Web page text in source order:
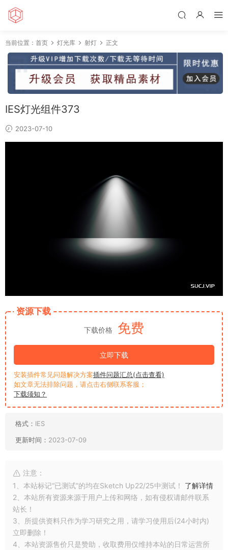
当前位置： 首页 灯光库 射灯 正文
IES灯光组件373
2023-07-10
资源下载
下载价格 免费
立即下载
安装插件常见问题解决方案插件问题汇总(点击查看)
如文章无法排除问题，请点击右侧联系客服；
下载须知？
格式： IES
更新时间： 2023-07-09
注意：
1、本站标记“已测试”的均在Sketch Up22/25中测试！ 了解详情
2、本站所有资源来源于用户上传和网络，如有侵权请邮件联系
站长！
3、所提供资料只作为学习研究之用，请学习使用后(24小时内)
立即删除！
4、本站资源售价只是赞助，收取费用仅维持本站的日常运营所